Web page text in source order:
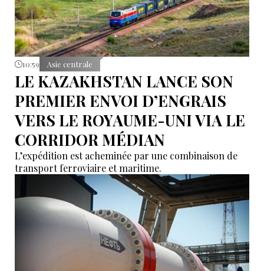
10:59 Asie centrale
LE KAZAKHSTAN LANCE SON
PREMIER ENVOI D’ENGRAIS
VERS LE ROYAUME-UNI VIA LE
CORRIDOR MÉDIAN
L’expédition est acheminée par une combinaison de
transport ferroviaire et maritime.